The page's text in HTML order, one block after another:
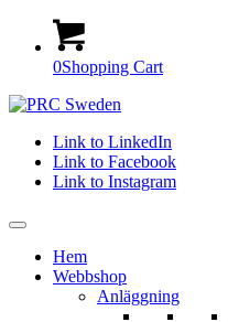
0Shopping Cart
Link to LinkedIn
Link to Facebook
Link to Instagram
Hem
Webbshop
Anläggning